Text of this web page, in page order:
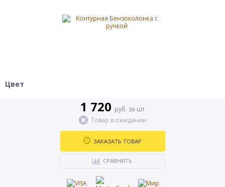
Цвет
1 720 руб. за шт
Товар в ожидании
ЗАКАЗАТЬ ТОВАР
СРАВНИТЬ